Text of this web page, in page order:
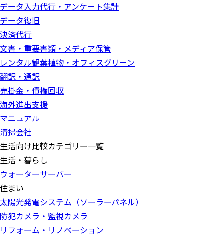
データ入力代行・アンケート集計
データ復旧
決済代行
文書・重要書類・メディア保管
レンタル観葉植物・オフィスグリーン
翻訳・通訳
売掛金・債権回収
海外進出支援
マニュアル
清掃会社
生活向け比較カテゴリー一覧
生活・暮らし
ウォーターサーバー
住まい
太陽光発電システム（ソーラーパネル）
防犯カメラ・監視カメラ
リフォーム・リノベーション